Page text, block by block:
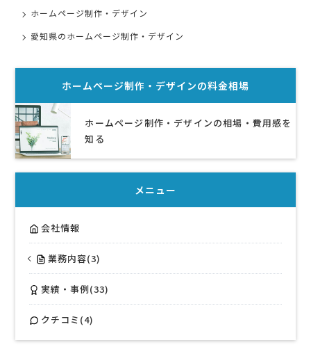
ホームページ制作・デザイン
愛知県のホームページ制作・デザイン
ホームページ制作・デザインの料金相場
ホームページ制作・デザインの相場・費用感を
知る
メニュー
会社情報
業務内容(3)
実績・事例(33)
クチコミ(4)